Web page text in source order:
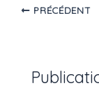
PRÉCÉDENT